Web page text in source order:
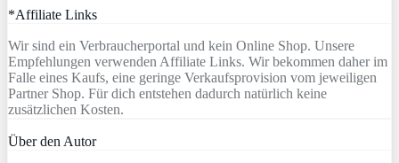
*Affiliate Links
Wir sind ein Verbraucherportal und kein Online Shop. Unsere
Empfehlungen verwenden Affiliate Links. Wir bekommen daher im
Falle eines Kaufs, eine geringe Verkaufsprovision vom jeweiligen
Partner Shop. Für dich entstehen dadurch natürlich keine
zusätzlichen Kosten.
Über den Autor